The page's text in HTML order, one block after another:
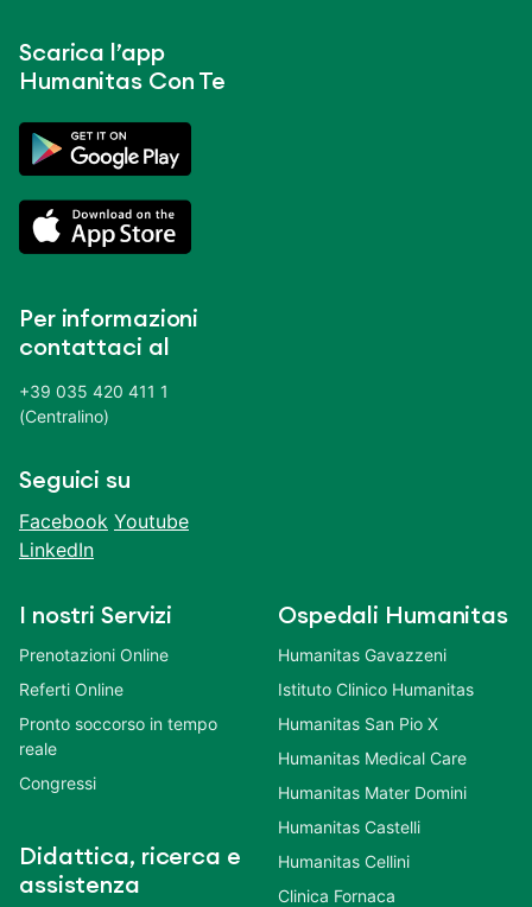
Scarica l’app
Humanitas Con Te
Per informazioni
contattaci al
+39 035 420 411 1
(Centralino)
Seguici su
Facebook Youtube
LinkedIn
I nostri Servizi
Prenotazioni Online
Referti Online
Pronto soccorso in tempo
reale
Congressi
Didattica, ricerca e
assistenza
Ospedali Humanitas
Humanitas Gavazzeni
Istituto Clinico Humanitas
Humanitas San Pio X
Humanitas Medical Care
Humanitas Mater Domini
Humanitas Castelli
Humanitas Cellini
Clinica Fornaca